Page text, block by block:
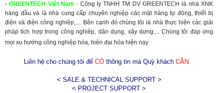
-GREENTECH Việt Nam - Công ty TNHH TM DV GREENTECH là nhà XNK
hàng đầu và là nhà cung cấp chuyên nghiệp các mặt hàng tự động, thiết bị
điện và điện công nghiệp,.... Bên cạnh đó chúng tôi là nhà thực hiện các giải
pháp tích hợp trong công nghiêp, dân dụng, xây dựng,... Chúng tôi đáp ứng
mọi xu hướng công nghiệp hóa, hiện đại hóa hiện nay
Liên hệ cho chúng tôi để CÓthông tin mà Quý khách CẦN.
< SALE & TECHNICAL SUPPORT >
< PROJECT SUPPORT >